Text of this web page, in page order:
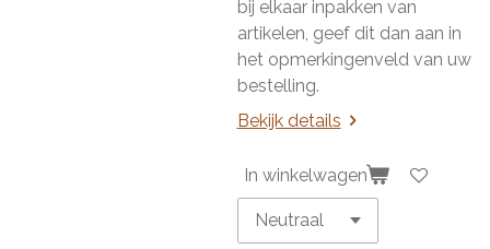
bij elkaar inpakken van
artikelen, geef dit dan aan in
het opmerkingenveld van uw
bestelling.
Bekijk details
In winkelwagen